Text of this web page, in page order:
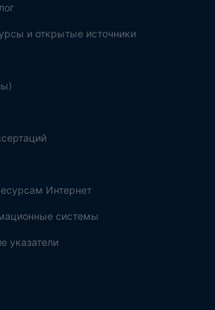
и открытые источники
Интернет
системы
указатели